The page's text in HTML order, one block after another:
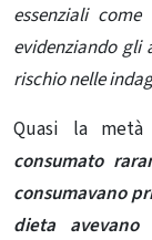
essenziali
evidenziando gli
rischio nelle
Quasi la
consumato
consumavano
dieta